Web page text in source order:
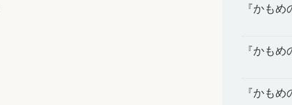
『かも
『かも
『かも